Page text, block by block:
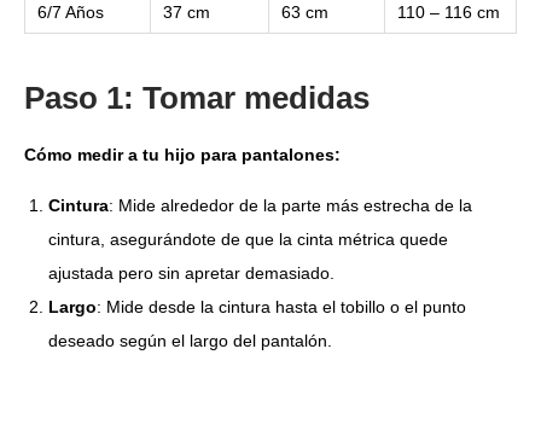
6/7 Años 37 cm 63 cm 110 – 116 cm
Paso 1: Tomar medidas
Cómo medir a tu hijo para pantalones:
Cintura: Mide alrededor de la parte más estrecha de la
cintura, asegurándote de que la cinta métrica quede
ajustada pero sin apretar demasiado.
Largo: Mide desde la cintura hasta el tobillo o el punto
deseado según el largo del pantalón.